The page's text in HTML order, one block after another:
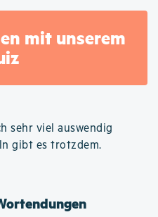
mit unserem
sehr viel auswendig
gibt es trotzdem.